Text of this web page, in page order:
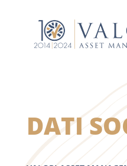
DATI